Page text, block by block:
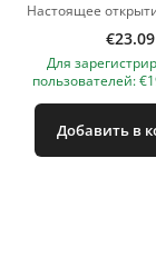
€23.09
Для
пользователей:
Добавить в